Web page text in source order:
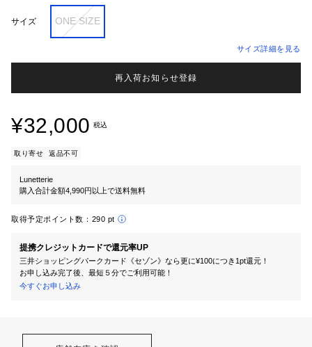
サイズ ONE SIZE
サイズ詳細を見る
再入荷お知らせ登録
¥32,000 税込
取り寄せ 返品不可
Lunetterie
購入合計金額4,990円以上で送料無料
取得予定ポイント数： 290 pt
提携クレジットカードで還元率UP
三井ショッピングパークカード《セゾン》なら更に¥100につき1pt還元！
お申し込み完了後、最短５分でご利用可能！
今すぐお申し込み